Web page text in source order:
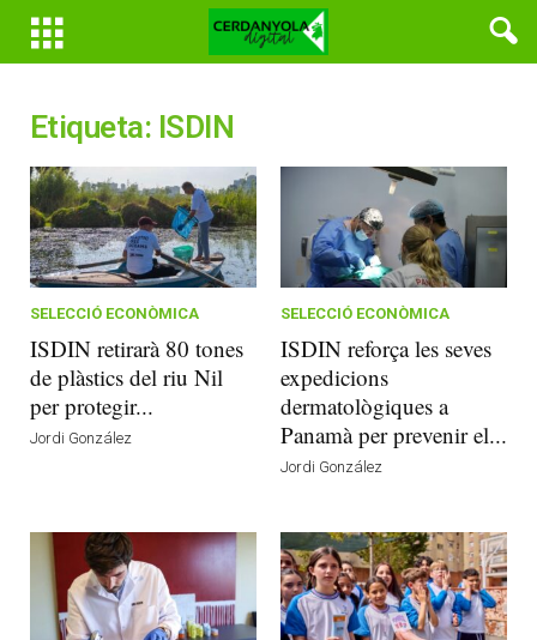
Etiqueta: ISDIN
SELECCIÓ ECONÒMICA
ISDIN retirarà 80 tones
de plàstics del riu Nil
per protegir...
Jordi González
SELECCIÓ ECONÒMICA
ISDIN reforça les seves
expedicions
dermatològiques a
Panamà per prevenir el...
Jordi González